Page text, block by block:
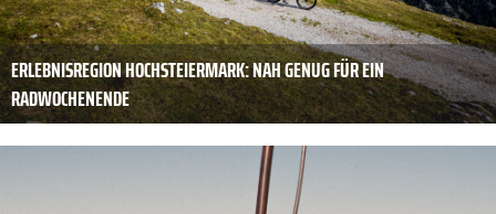
ERLEBNISREGION HOCHSTEIERMARK: NAH GENUG FÜR EIN
RADWOCHENENDE